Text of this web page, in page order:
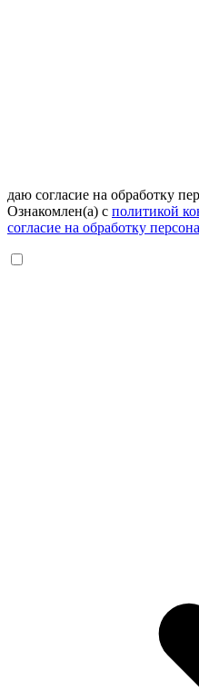
даю согласие на обработку
Ознакомлен(а) с политикой
согласие на обработку